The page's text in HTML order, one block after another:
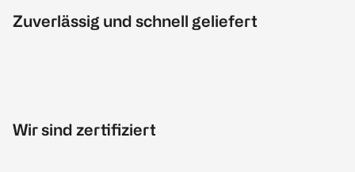
Zuverlässig und schnell geliefert
Wir sind zertifiziert